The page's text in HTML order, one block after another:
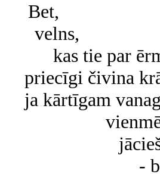
Bet,
velns,
kas tie par
priecīgi čivina
ja kārtīgam
-